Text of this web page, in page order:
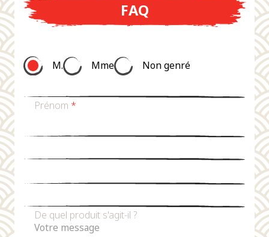
FAQ
M. Mme Non genré
Prénom *
De quel produit s'agit-il ?